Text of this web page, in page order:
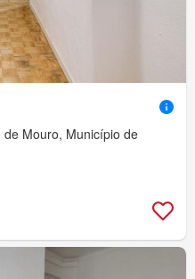
Mouro, Município de